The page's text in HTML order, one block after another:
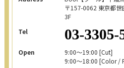
〒157-0062 東京都
3F
Tel
03-3305-
Open
9:00～19:00 [Cut]
9:00～18:00 [Color /